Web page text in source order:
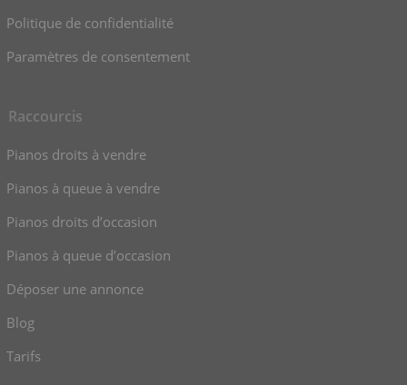
Politique de confidentialité
Paramètres de consentement
Raccourcis
Pianos droits à vendre
Pianos à queue à vendre
Pianos droits d’occasion
Pianos à queue d’occasion
Déposer une annonce
Blog
Tarifs